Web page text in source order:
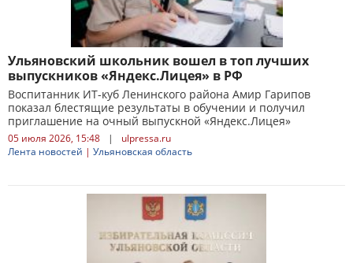
Ульяновский школьник вошел в топ лучших
выпускников «Яндекс.Лицея» в РФ
Воспитанник ИТ-куб Ленинского района Амир Гарипов
показал блестящие результаты в обучении и получил
приглашение на очный выпускной «Яндекс.Лицея»
05 июля 2026, 15:48 |
ulpressa.ru
Лента новостей | Ульяновская область